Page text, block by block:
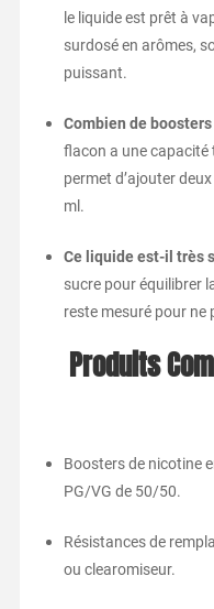
le liquide est prêt à
surdosé en arômes,
puissant.
Combien de
flacon a une capacité
permet d’ajouter
ml.
Ce liquide est-il très
sucre pour équilibrer
reste mesuré pour ne
Produits
Boosters de nicotine
PG/VG de 50/50.
Résistances de
ou clearomiseur.